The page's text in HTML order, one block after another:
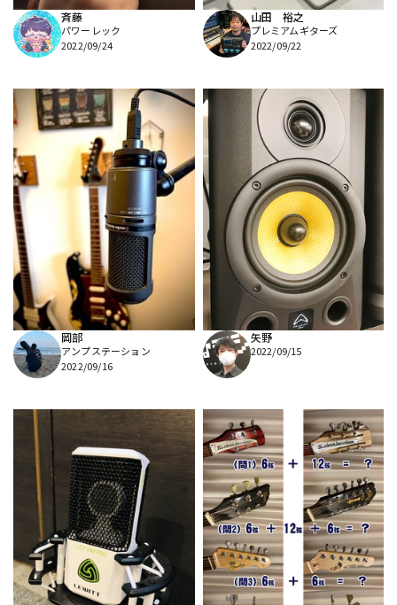
中古 ヴィンテージ
斉藤
パワーレック
2022/09/24
山田 裕之
プレミアムギターズ
2022/09/22
岡部
アンプステーション
2022/09/16
矢野
2022/09/15